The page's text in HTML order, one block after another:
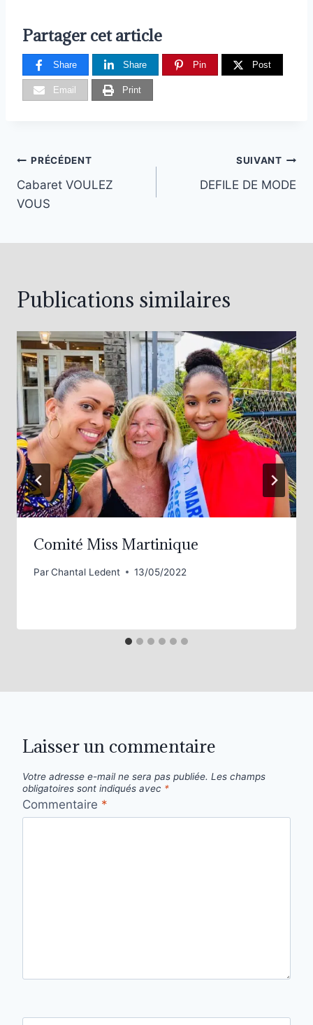
Partager cet article
Share Share Pin Post
Email Print
PRÉCÉDENT
Cabaret VOULEZ
VOUS
SUIVANT
DEFILE DE MODE
Publications similaires
Comité Miss Martinique
ParChantal Ledent 13/05/2022
Laisser un commentaire
Votre adresse e-mail ne sera pas publiée. Les champs
obligatoires sont indiqués avec *
Commentaire *